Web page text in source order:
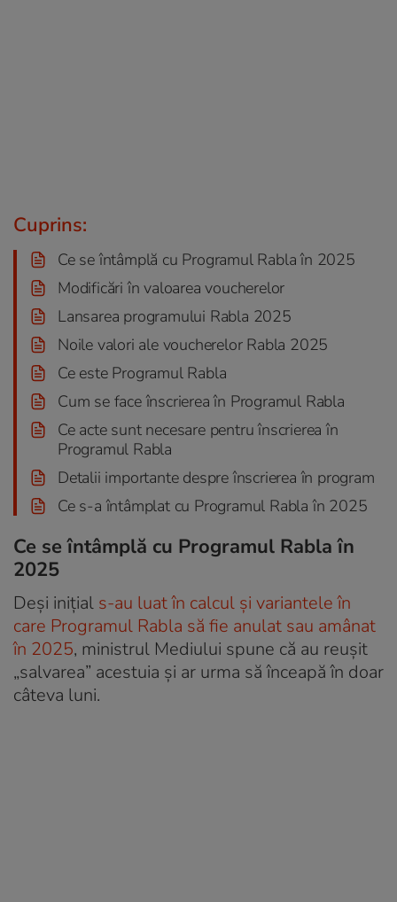
Cuprins:
Ce se întâmplă cu Programul Rabla în 2025
Modificări în valoarea voucherelor
Lansarea programului Rabla 2025
Noile valori ale voucherelor Rabla 2025
Ce este Programul Rabla
Cum se face înscrierea în Programul Rabla
Ce acte sunt necesare pentru înscrierea în
Programul Rabla
Detalii importante despre înscrierea în program
Ce s-a întâmplat cu Programul Rabla în 2025
Ce se întâmplă cu Programul Rabla în
2025
Deși inițial s-au luat în calcul și variantele în
care Programul Rabla să fie anulat sau amânat
în 2025, ministrul Mediului spune că au reușit
„salvarea” acestuia și ar urma să înceapă în doar
câteva luni.